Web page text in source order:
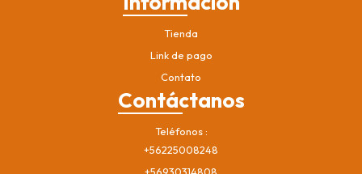
Tienda
Link de pago
Contato
Contáctanos
Teléfonos
+56225008248
+56930314808